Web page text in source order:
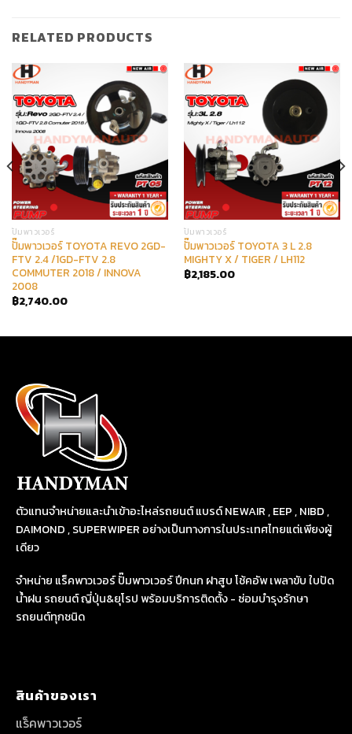
RELATED PRODUCTS
ปั๊มพาวเวอร์
ปั๊มพาวเวอร์ TOYOTA REVO 2GD-
FTV 2.4 /1GD-FTV 2.8
COMMUTER 2018 / INNOVA
2008
฿2,740.00
ปั๊มพาวเวอร์
ปั๊มพาวเวอร์ TOYOTA 3 L 2.8
MIGHTY X / TIGER / LH112
฿2,185.00
ตัวแทนจำหน่ายและนำเข้าอะไหล่รถยนต์ แบรด์ NEWAIR , EEP , NIBD ,
DAIMOND , SUPERWIPER อย่างเป็นทางการในประเทศไทยแต่เพียงผู้
เดียว
จำหน่าย แร็คพาวเวอร์ ปั๊มพาวเวอร์ ปีกนก ฝาสูบ โช้คอัพ เพลาขับ ใบปัด
น้ำฝน รถยนต์ ญี่ปุ่น&ยุโรป พร้อมบริการติดตั้ง - ซ่อมบำรุงรักษา
รถยนต์ทุกชนิด
สินค้าของเรา
แร็คพาวเวอร์